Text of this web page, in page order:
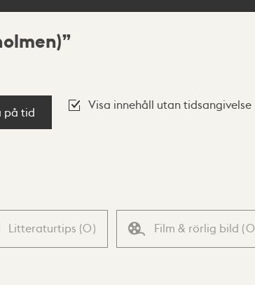
på tid
Visa innehåll utan tidsangivelse
Litteraturtips (0) Film & rörlig bild (0